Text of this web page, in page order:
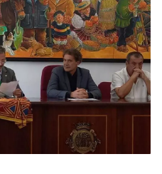
el incendio de Tírig,